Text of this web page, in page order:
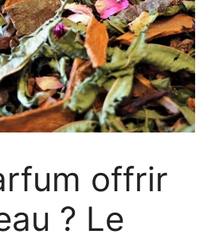
offrir
? Le